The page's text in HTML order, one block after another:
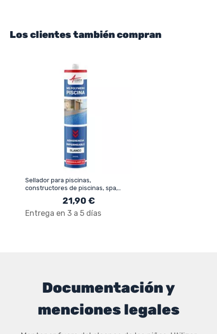
Los clientes también compran
Sellador para piscinas,
constructores de piscinas, spa,
ARCASEALANT - 47
21,90 €
Entrega en 3 a 5 días
Documentación y
menciones legales